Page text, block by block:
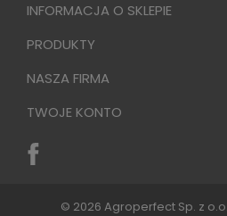
INFORMACJA O SKLEPIE
PRODUKTY
NASZA FIRMA
TWOJE KONTO
© 2026 Agroperfect Sp. z